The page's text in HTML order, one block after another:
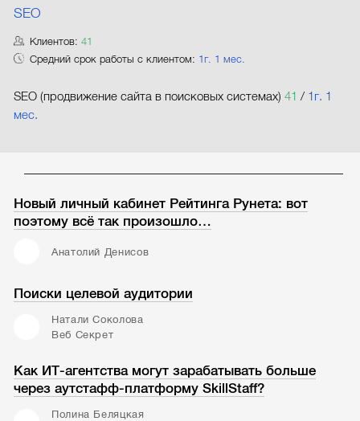
SEO
Клиентов:41
Средний срок работы с клиентом: 1г. 1 мес.
SEO (продвижение сайта в поисковых системах) 41 / 1г. 1
мес.
Новый личный кабинет Рейтинга Рунета: вот
поэтому всё так произошло…
Анатолий Денисов
Поиски целевой аудитории
Натали Соколова
Веб Секрет
Как ИТ-агентства могут зарабатывать больше
через аутстафф-платформу SkillStaff?
Полина Беляцкая